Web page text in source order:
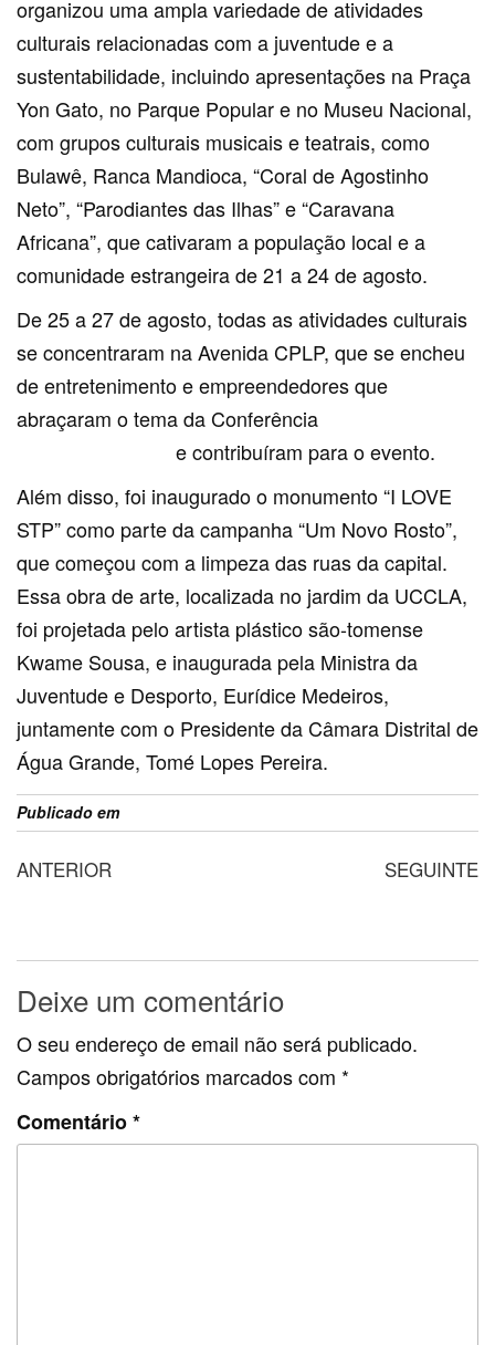
organizou uma ampla variedade de atividades
culturais relacionadas com a juventude e a
sustentabilidade, incluindo apresentações na Praça
Yon Gato, no Parque Popular e no Museu Nacional,
com grupos culturais musicais e teatrais, como
Bulawê, Ranca Mandioca, “Coral de Agostinho
Neto”, “Parodiantes das Ilhas” e “Caravana
Africana”, que cativaram a população local e a
comunidade estrangeira de 21 a 24 de agosto.
De 25 a 27 de agosto, todas as atividades culturais
se concentraram na Avenida CPLP, que se encheu
de entretenimento e empreendedores que
abraçaram o tema da Conferência
e contribuíram para o evento.
Além disso, foi inaugurado o monumento “I LOVE
STP” como parte da campanha “Um Novo Rosto”,
que começou com a limpeza das ruas da capital.
Essa obra de arte, localizada no jardim da UCCLA,
foi projetada pelo artista plástico são-tomense
Kwame Sousa, e inaugurada pela Ministra da
Juventude e Desporto, Eurídice Medeiros,
juntamente com o Presidente da Câmara Distrital de
Água Grande, Tomé Lopes Pereira.
Publicado em
ANTERIOR
SEGUINTE
Deixe um comentário
O seu endereço de email não será publicado.
Campos obrigatórios marcados com *
Comentário*